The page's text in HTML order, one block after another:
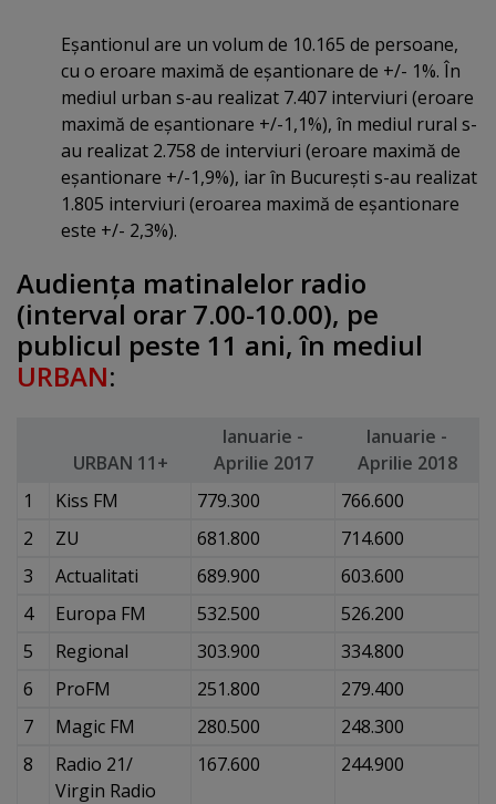
Eşantionul are un volum de 10.165 de persoane,
cu o eroare maximă de eşantionare de +/- 1%. În
mediul urban s-au realizat 7.407 interviuri (eroare
maximă de eşantionare +/-1,1%), în mediul rural s-
au realizat 2.758 de interviuri (eroare maximă de
eşantionare +/-1,9%), iar în Bucureşti s-au realizat
1.805 interviuri (eroarea maximă de eşantionare
este +/- 2,3%).
Audienţa matinalelor radio
(interval orar 7.00-10.00), pe
publicul peste 11 ani, în mediul
URBAN:
URBAN 11+
Ianuarie -
Aprilie 2017
Ianuarie -
Aprilie 2018
1
Kiss FM 779.300
766.600
2
ZU 681.800
714.600
3
Actualitati 689.900
603.600
4
Europa FM 532.500
526.200
5
Regional 303.900
334.800
6
ProFM 251.800
279.400
7
Magic FM 280.500
248.300
8
Radio 21/
Virgin Radio
167.600 244.900